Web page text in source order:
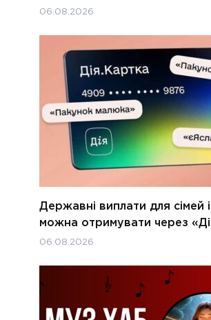
06.08.2026
Державні виплати для сімей
можна отримувати через
06.08.2026